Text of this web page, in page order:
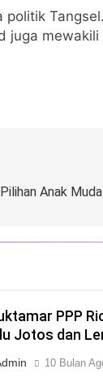
juga
Anak Muda
PPP
Jotos dan
10 Bulan